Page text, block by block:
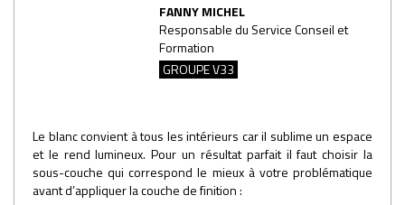
FANNY MICHEL
Responsable du Service Conseil et
Formation
GROUPE V33
Le blanc convient à tous les intérieurs car il sublime un espace
et le rend lumineux. Pour un résultat parfait il faut choisir la
sous-couche qui correspond le mieux à votre problématique
avant d’appliquer la couche de finition :